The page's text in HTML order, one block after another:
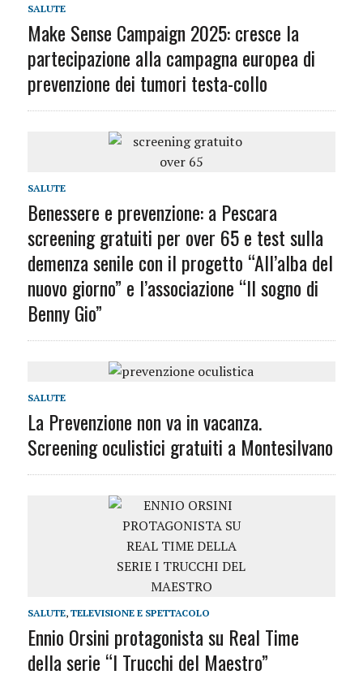
SALUTE
Make Sense Campaign 2025: cresce la
partecipazione alla campagna europea di
prevenzione dei tumori testa-collo
SALUTE
Benessere e prevenzione: a Pescara
screening gratuiti per over 65 e test sulla
demenza senile con il progetto “All’alba del
nuovo giorno” e l’associazione “Il sogno di
Benny Gio”
SALUTE
La Prevenzione non va in vacanza.
Screening oculistici gratuiti a Montesilvano
SALUTE, TELEVISIONE E SPETTACOLO
Ennio Orsini protagonista su Real Time
della serie “I Trucchi del Maestro”